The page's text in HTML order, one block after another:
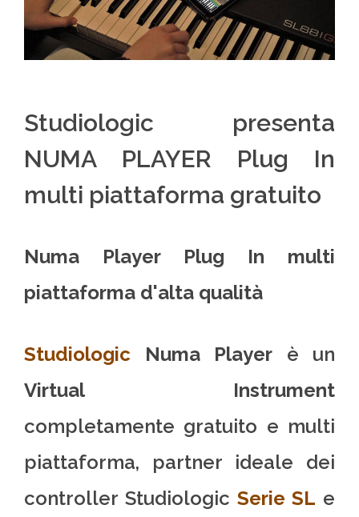
Studiologic presenta
NUMA PLAYER Plug In
multi piattaforma gratuito
Numa Player Plug In multi
piattaforma d'alta qualità
Studiologic Numa Player è un
Virtual Instrument
completamente gratuito e multi
piattaforma, partner ideale dei
controller Studiologic Serie SL e